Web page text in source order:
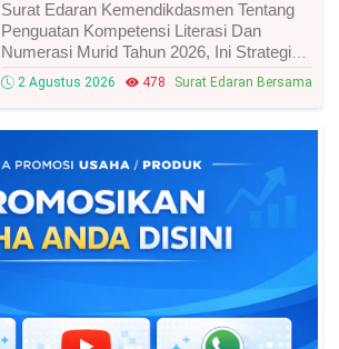
Surat Edaran Kemendikdasmen Tentang
Penguatan Kompetensi Literasi Dan
Numerasi Murid Tahun 2026, Ini Strategi
Dan Alurnya
2 Agustus 2026 478 Surat Edaran Bersama